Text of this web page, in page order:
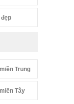
đẹp
Trung
Tây